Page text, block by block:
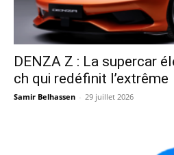
DENZA Z : La supercar
ch qui redéfinit l’extrême
Samir Belhassen - 29 juillet 2026